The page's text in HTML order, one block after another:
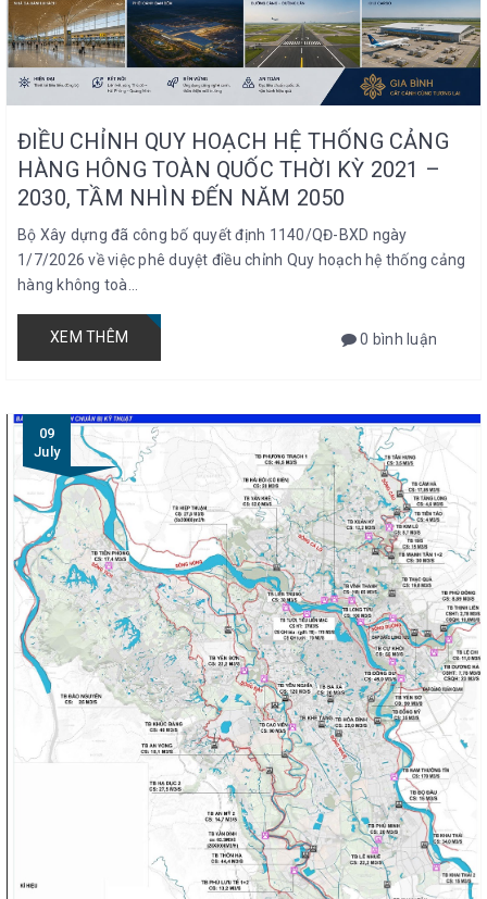
ĐIỀU CHỈNH QUY HOẠCH HỆ THỐNG CẢNG
HÀNG HÔNG TOÀN QUỐC THỜI KỲ 2021 –
2030, TẦM NHÌN ĐẾN NĂM 2050
Bộ Xây dựng đã công bố quyết định 1140/QĐ-BXD ngày
1/7/2026 về việc phê duyệt điều chỉnh Quy hoạch hệ thống cảng
hàng không toà...
XEM THÊM 0 bình luận
09
July